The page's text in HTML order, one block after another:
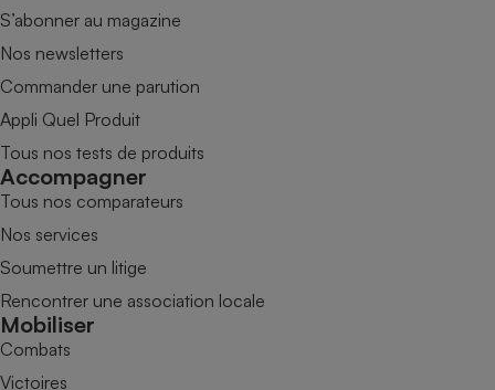
S’abonner au magazine
Nos newsletters
Commander une parution
Appli Quel Produit
Tous nos tests de produits
Accompagner
Tous nos comparateurs
Nos services
Soumettre un litige
Rencontrer une association locale
Mobiliser
Combats
Victoires